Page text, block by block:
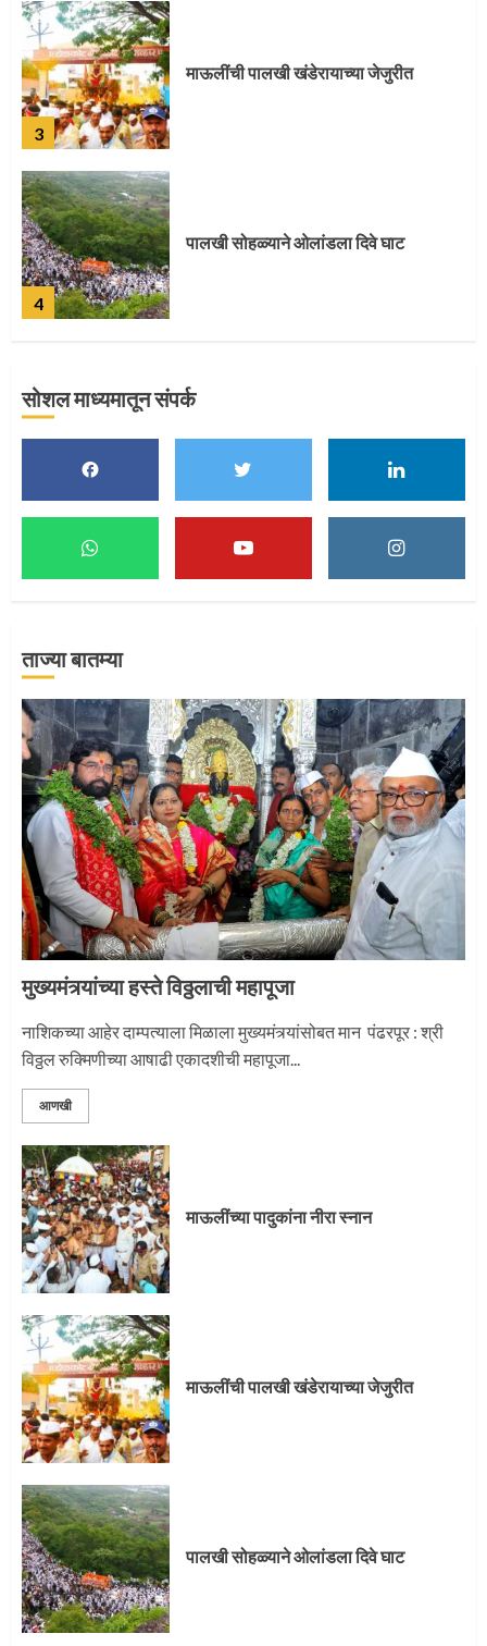
4
पालखी सोहळ्याने ओलांडला दिवे घाट
5
पुणेकरांकडून पालख्यांचे उत्साही स्वागत
मुख्यमंत्र्यांच्या हस्ते विठ्ठलाची महापूजा
माऊलींच्या पादुकांना नीरा स्नान
3
माऊलींची पालखी खंडेरायाच्या जेजुरीत
सोशल माध्यमातून संपर्क
ताज्या बातम्या
मुख्यमंत्र्यांच्या हस्ते विठ्ठलाची महापूजा
नाशिकच्या आहेर दाम्पत्याला मिळाला मुख्यमंत्र्यांसोबत मान पंढरपूर : श्री
विठ्ठल रुक्मिणीच्या आषाढी एकादशीची महापूजा...
आणखी
माऊलींच्या पादुकांना नीरा स्नान
माऊलींची पालखी खंडेरायाच्या जेजुरीत
पालखी सोहळ्याने ओलांडला दिवे घाट